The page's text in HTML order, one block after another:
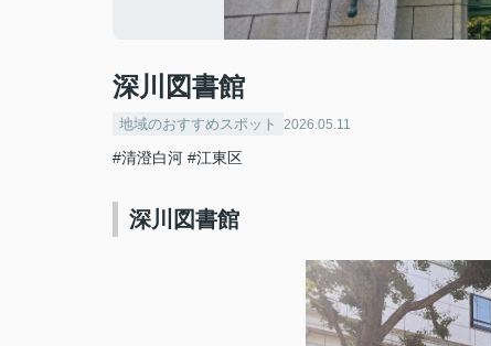
深川図書館
地域のおすすめスポット 2026.05.11
#清澄白河 #江東区
深川図書館